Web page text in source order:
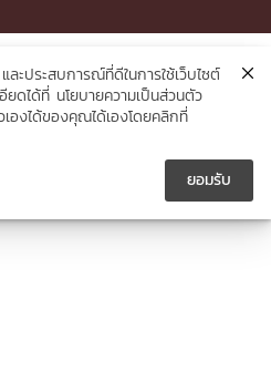

ะประสบการณ์ที่ดีในการใช้เว็บไซต์
ยดได้ที่ นโยบายความเป็นส่วนตัว
องได้ของคุณได้เองโดยคลิกที่
ยอมรับ